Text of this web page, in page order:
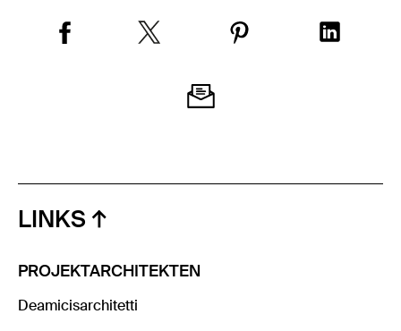
LINKS
PROJEKTARCHITEKTEN
Deamicisarchitetti